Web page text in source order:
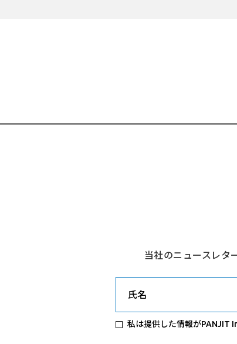
当社のニュースレタ
氏名
私は提供した情報がPANJIT